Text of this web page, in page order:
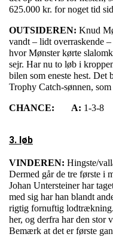
625.000 kr. for noget tid
OUTSIDEREN: Knud
vandt – lidt overraskende
hvor Mønster kørte
sejr. Har nu to løb i
bilen som eneste hest.
Trophy Catch-sønnen,
CHANCE: A: 1-3-8
3. løb
VINDEREN: Hingste/
Dermed går de tre første i
Johan Untersteiner har
med sig har han blandt
rigtig fornuftig
her, og derfra har den stor
Bemærk at det er første